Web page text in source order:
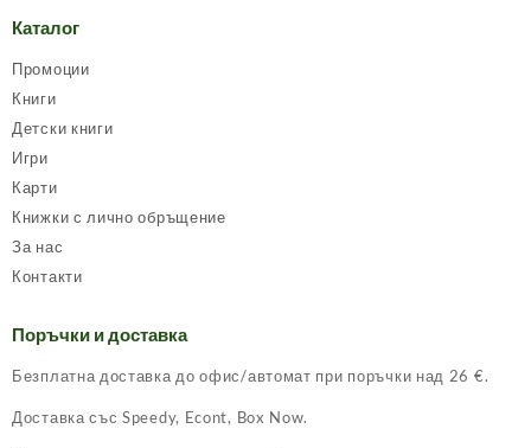
Каталог
Промоции
Книги
Детски книги
Игри
Карти
Книжки с лично обръщение
За нас
Контакти
Поръчки и доставка
Безплатна доставка до офис/автомат при поръчки над 26 €.
Доставка със Speedy, Econt, Box Now.